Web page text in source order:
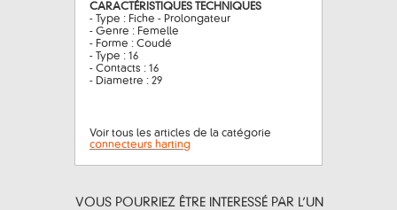
CARACTÉRISTIQUES TECHNIQUES
- Type : Fiche - Prolongateur
- Genre : Femelle
- Forme : Coudé
- Type : 16
- Contacts : 16
- Diametre : 29
Voir tous les articles de la catégorie
connecteurs harting
VOUS POURRIEZ ÊTRE INTERESSÉ PAR L’UN